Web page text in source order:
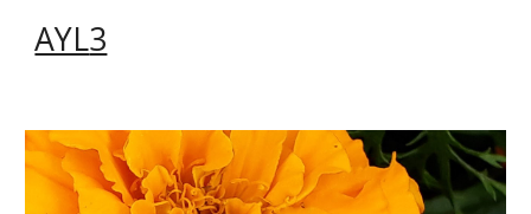
AYL3